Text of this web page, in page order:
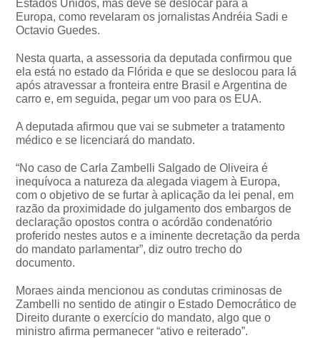
Estados Unidos, mas deve se deslocar para a
Europa, como revelaram os jornalistas Andréia Sadi e
Octavio Guedes.
Nesta quarta, a assessoria da deputada confirmou que
ela está no estado da Flórida e que se deslocou para lá
após atravessar a fronteira entre Brasil e Argentina de
carro e, em seguida, pegar um voo para os EUA.
A deputada afirmou que vai se submeter a tratamento
médico e se licenciará do mandato.
“No caso de Carla Zambelli Salgado de Oliveira é
inequívoca a natureza da alegada viagem à Europa,
com o objetivo de se furtar à aplicação da lei penal, em
razão da proximidade do julgamento dos embargos de
declaração opostos contra o acórdão condenatório
proferido nestes autos e a iminente decretação da perda
do mandato parlamentar”, diz outro trecho do
documento.
Moraes ainda mencionou as condutas criminosas de
Zambelli no sentido de atingir o Estado Democrático de
Direito durante o exercício do mandato, algo que o
ministro afirma permanecer “ativo e reiterado”.